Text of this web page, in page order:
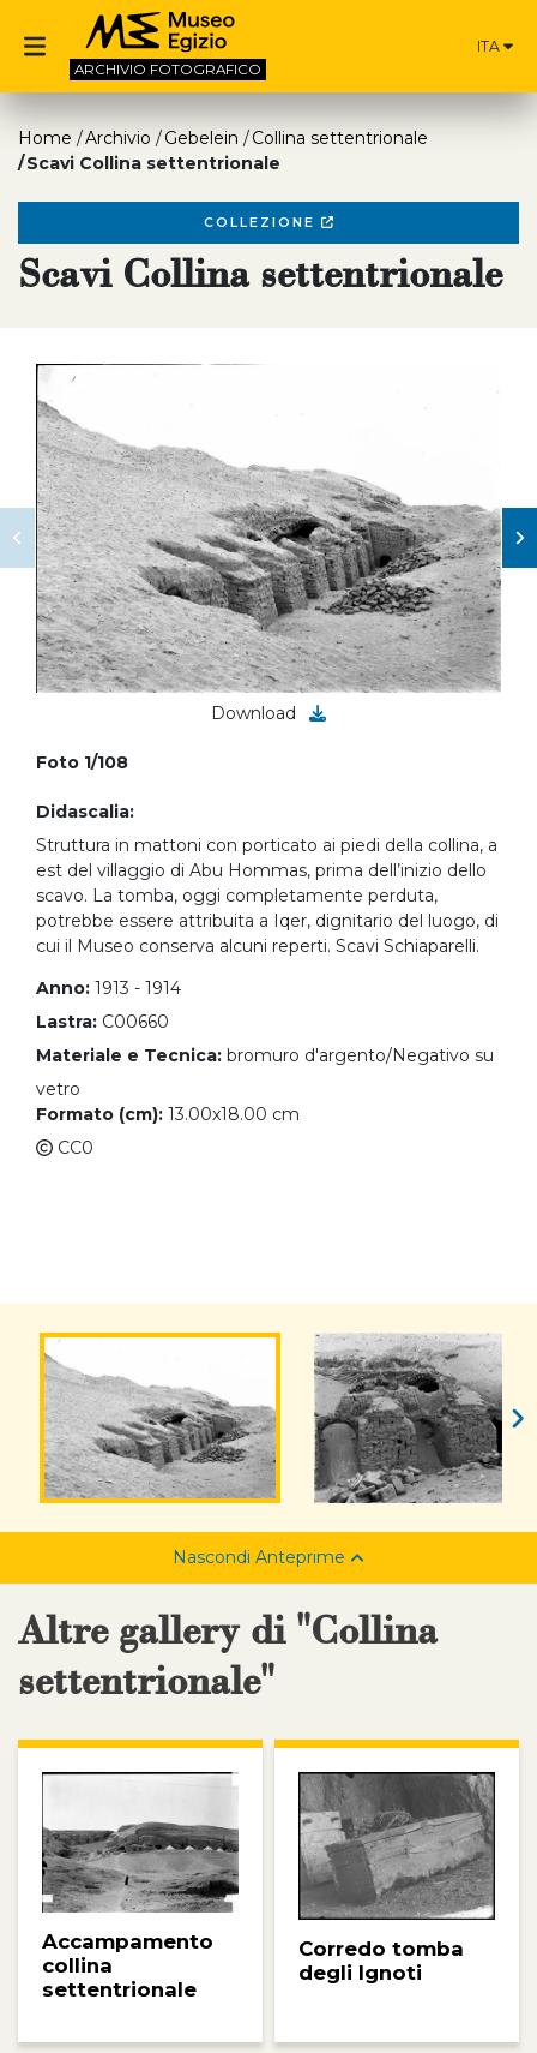
ARCHIVIO FOTOGRAFICO
ITA
Home Archivio Gebelein
Collina settentrionale
Scavi Collina settentrionale
COLLEZIONE
Scavi Collina settentrionale
Download
Foto 1/108
Didascalia:
Struttura in mattoni con porticato ai piedi della collina, a
est del villaggio di Abu Hommas, prima dell’inizio dello
scavo. La tomba, oggi completamente perduta,
potrebbe essere attribuita a Iqer, dignitario del luogo, di
cui il Museo conserva alcuni reperti. Scavi Schiaparelli.
Anno: 1913 - 1914
Lastra: C00660
Materiale e Tecnica: bromuro d'argento/Negativo su
vetro
Formato (cm): 13.00x18.00 cm
CC0
Nascondi Anteprime
Altre gallery di "Collina
settentrionale"
Accampamento
collina
settentrionale
Corredo tomba
degli Ignoti